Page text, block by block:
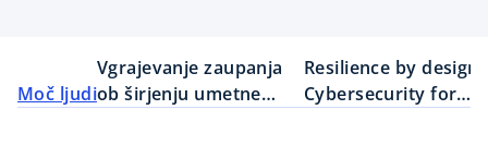
Moč ljudi
Vgrajevanje zaupanja
ob širjenju umetne
Resilience by design:
Cybersecurity for